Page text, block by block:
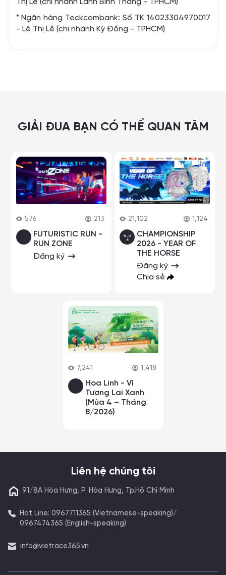
* Ngân hàng Teckcombank: Số TK 14023304970017
- Lê Thị Lễ (chi nhánh Kỳ Đồng - TPHCM)
GIẢI ĐUA BẠN CÓ THỂ QUAN TÂM
576 213
FUTURISTIC RUN -
RUN ZONE
Đăng ký
21,102 1,124
CHAMPIONSHIP
2026 - YEAR OF
THE HORSE
Đăng ký
Chia sẻ
7,241 1,418
Hoa Linh - Vì
Tương Lai Xanh
(Mùa 4 – Tháng
8/2026)
Liên hệ chúng tôi
91/8A Hòa Hưng, P. Hòa Hưng, Tp.Hồ Chí Minh
Hot Line: 0967711365 (Vietnamese-speaking)/
0967474365 (English-speaking)
info@vietrace365.vn